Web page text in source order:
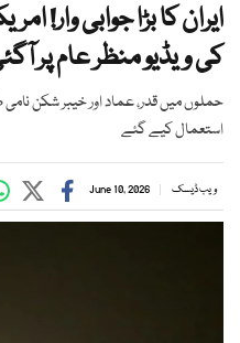
ایران کا بڑا جوابی وار!
کی ویڈیو منظر عام پر
حملوں میں قدر، عماد اور خیبر شکن
استعمال کیے گئے
ویب ڈیسک June 10, 2026